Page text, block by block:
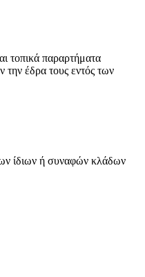
τοπικά παραρτήματα
έδρα τους εντός των
ίδιων ή συναφών κλάδων